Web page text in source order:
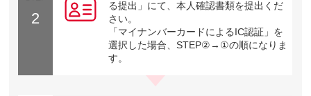
2
る提出」にて、本人確認書類を提出くだ
さい。
「マイナンバーカードによるIC認証」を
選択した場合、STEP②→①の順になりま
す。